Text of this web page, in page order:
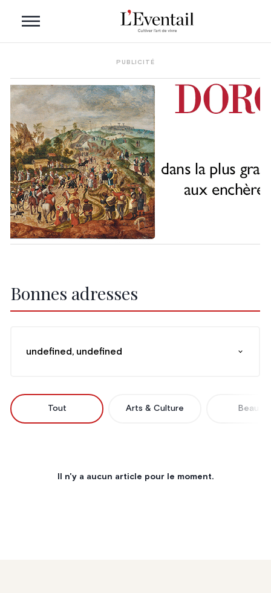
PUBLICITÉ
Bonnes adresses
undefined, undefined
Tout Arts & Culture Beauté
Il n'y a aucun article pour le moment.